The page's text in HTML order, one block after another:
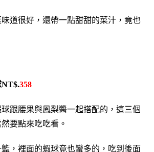
道很好，還帶一點甜甜的菜汁，竟也
358
跟腰果與鳳梨醬一起搭配的，這三個
要點來吃吃看。
，裡面的蝦球竟也蠻多的，吃到後面